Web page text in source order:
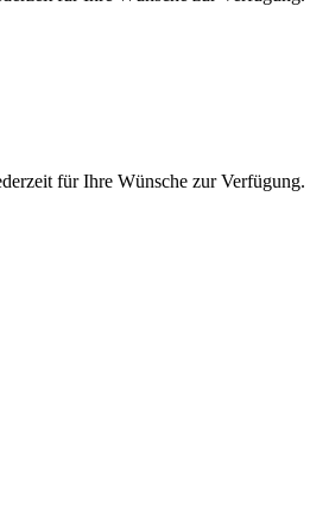
für Ihre Wünsche zur Verfügung.